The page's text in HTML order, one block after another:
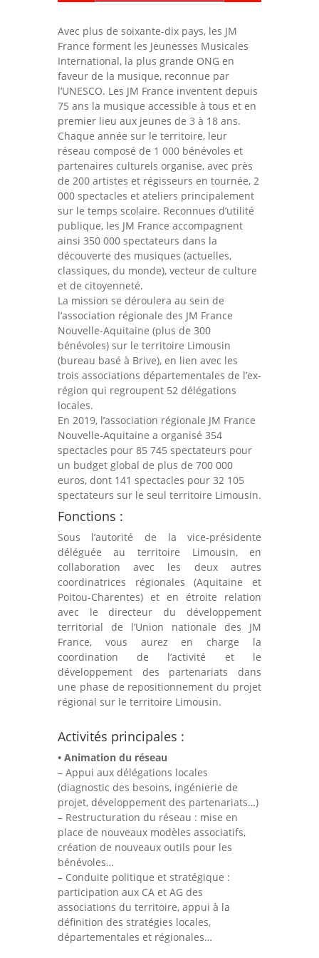
Avec plus de soixante-dix pays, les JM
France forment les Jeunesses Musicales
International, la plus grande ONG en
faveur de la musique, reconnue par
l’UNESCO. Les JM France inventent depuis
75 ans la musique accessible à tous et en
premier lieu aux jeunes de 3 à 18 ans.
Chaque année sur le territoire, leur
réseau composé de 1 000 bénévoles et
partenaires culturels organise, avec près
de 200 artistes et régisseurs en tournée, 2
000 spectacles et ateliers principalement
sur le temps scolaire. Reconnues d’utilité
publique, les JM France accompagnent
ainsi 350 000 spectateurs dans la
découverte des musiques (actuelles,
classiques, du monde), vecteur de culture
et de citoyenneté.
La mission se déroulera au sein de
l’association régionale des JM France
Nouvelle-Aquitaine (plus de 300
bénévoles) sur le territoire Limousin
(bureau basé à Brive), en lien avec les
trois associations départementales de l’ex-
région qui regroupent 52 délégations
locales.
En 2019, l’association régionale JM France
Nouvelle-Aquitaine a organisé 354
spectacles pour 85 745 spectateurs pour
un budget global de plus de 700 000
euros, dont 141 spectacles pour 32 105
spectateurs sur le seul territoire Limousin.
Fonctions :
Sous l’autorité de la vice-présidente
déléguée au territoire Limousin, en
collaboration avec les deux autres
coordinatrices régionales (Aquitaine et
Poitou-Charentes) et en étroite relation
avec le directeur du développement
territorial de l’Union nationale des JM
France, vous aurez en charge la
coordination de l’activité et le
développement des partenariats dans
une phase de repositionnement du projet
régional sur le territoire Limousin.
Activités principales :
• Animation du réseau
– Appui aux délégations locales
(diagnostic des besoins, ingénierie de
projet, développement des partenariats…)
– Restructuration du réseau : mise en
place de nouveaux modèles associatifs,
création de nouveaux outils pour les
bénévoles…
– Conduite politique et stratégique :
participation aux CA et AG des
associations du territoire, appui à la
définition des stratégies locales,
départementales et régionales…